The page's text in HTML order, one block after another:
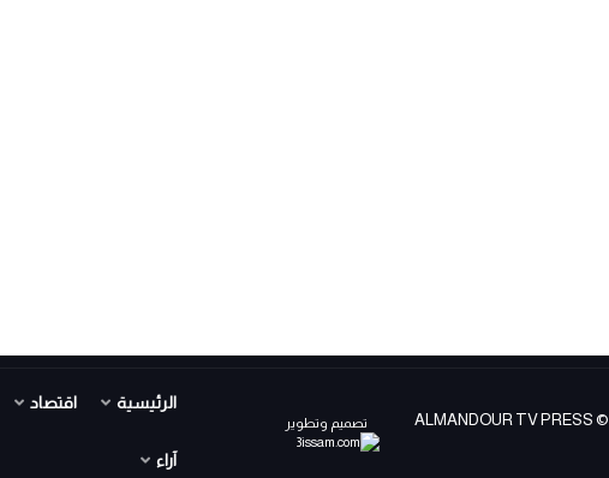
© كافة الحقوق محفوظة لموقع ALMANDOUR TV PRESS ©
تصميم وتطوير
الرئيسية اقتصاد
آراء